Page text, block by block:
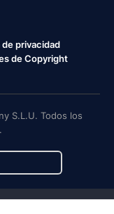
de privacidad
de Copyright
S.L.U. Todos los